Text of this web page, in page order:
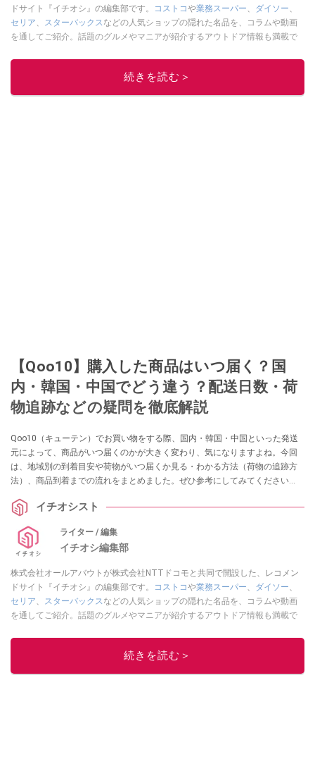
ドサイト『イチオシ』の編集部です。
コストコや業務スーパー ダイソー
セリア
スターバックス などの人気ショップの隠れた名品を、コラムや動画
を通してご紹介。話題のグルメやマニアが紹介するアウトドア情報も満載で
レビューしています。毎日トレンド情報をお届けしているので、ぜひ
してください！続きを読む＞
【Qoo10】購入した商品はいつ届く？国
内・韓国・中国でどう違う？配送日数・荷
物追跡などの疑問を徹底解説
Qoo10（キューテン）でお買い物をする際、国内・韓国・中国といった発送
元によって、商品がいつ届くのかが大きく変わり、気になりますよね。今回
は、地域別の到着目安や荷物がいつ届くか見る・わかる方法（荷物の追跡方
法）、商品到着までの流れをまとめました。ぜひ参考にしてみてください
イチオシスト
ライター / 編集
イチオシ編集部
株式会社オールアバウトが株式会社NTTドコモと共同で開設した、レコメン
ドサイト『イチオシ』の編集部です。
コストコや業務スーパー ダイソー
セリア
スターバックス などの人気ショップの隠れた名品を、コラムや動画
を通してご紹介。話題のグルメやマニアが紹介するアウトドア情報も満載で
レビューしています。毎日トレンド情報をお届けしているので、ぜひ
してください！続きを読む＞